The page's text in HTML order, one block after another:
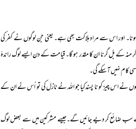
ہونا۔ اور اس سے مراد ہلاکت بھی ہے۔ یعنی جن لوگوں نے کفر کی
منہ کے بل گرنا ان کا مقدر ہو گا۔ قیامت کے دن ایسے لوگ راندۂ
کام نہیں آسکے گی۔
نے اس چیز کو نا پسندکیا جو اللہ نے نازل کی تو اُس نے ان کے
ضائع کر دیے جائیں گے۔جیسے مشرکین میں سے بعض لوگ